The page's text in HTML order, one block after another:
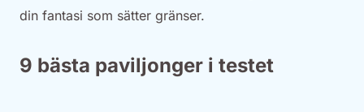
din fantasi som sätter gränser.
9 bästa paviljonger i testet